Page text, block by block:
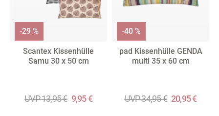
Scantex Kissenhülle
Samu 30 x 50 cm
UVP 13,95 € 9,95 €
-29 %
pad Kissenhülle GENDA
multi 35 x 60 cm
UVP 34,95 € 20,95 €
-40 %